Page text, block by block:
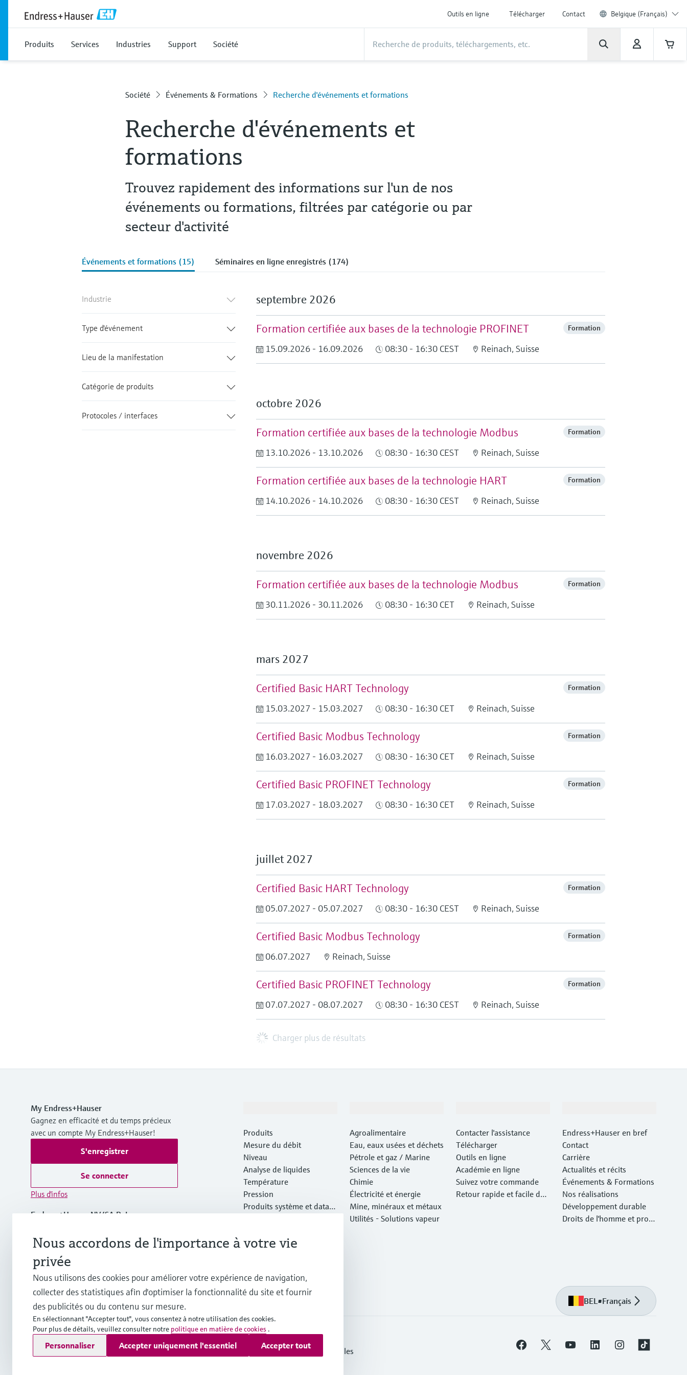
Outils en ligne Télécharger Contact Belgique (Français)
Produits Services Industries Support Société
Société Événements & Formations Recherche d'événements et formations
Recherche d'événements et
formations
Trouvez rapidement des informations sur l'un de nos
événements ou formations, filtrées par catégorie ou par
secteur d'activité
Événements et formations (15) Séminaires en ligne enregistrés (174)
Industrie
Type d'événement
Lieu de la manifestation
Catégorie de produits
Protocoles / interfaces
septembre 2026
Formation certifiée aux bases de la technologie PROFINET Formation
15.09.2026 - 16.09.2026 08:30 - 16:30 CEST Reinach, Suisse
octobre 2026
Formation certifiée aux bases de la technologie Modbus Formation
13.10.2026 - 13.10.2026 08:30 - 16:30 CEST Reinach, Suisse
Formation certifiée aux bases de la technologie HART Formation
14.10.2026 - 14.10.2026 08:30 - 16:30 CEST Reinach, Suisse
novembre 2026
Formation certifiée aux bases de la technologie Modbus Formation
30.11.2026 - 30.11.2026 08:30 - 16:30 CET Reinach, Suisse
mars 2027
Certified Basic HART Technology Formation
15.03.2027 - 15.03.2027 08:30 - 16:30 CET Reinach, Suisse
Certified Basic Modbus Technology Formation
16.03.2027 - 16.03.2027 08:30 - 16:30 CET Reinach, Suisse
Certified Basic PROFINET Technology Formation
17.03.2027 - 18.03.2027 08:30 - 16:30 CET Reinach, Suisse
juillet 2027
Certified Basic HART Technology Formation
05.07.2027 - 05.07.2027 08:30 - 16:30 CEST Reinach, Suisse
Certified Basic Modbus Technology Formation
06.07.2027 Reinach, Suisse
Certified Basic PROFINET Technology Formation
07.07.2027 - 08.07.2027 08:30 - 16:30 CEST Reinach, Suisse
Charger plus de résultats
My Endress+Hauser
Gagnez en efficacité et du temps précieux
avec un compte My Endress+Hauser!
S'enregistrer
Se connecter
Plus d'infos
Endress+Hauser NV/SA BeLux
+32 (0)2 248 06 00
Produits
Mesure du débit
Niveau
Analyse de liquides
Température
Pression
Produits système et data
Logiciels
Services
Agroalimentaire
Eau, eaux usées et déchets
Pétrole et gaz / Marine
Sciences de la vie
Chimie
Électricité et énergie
Mine, minéraux et métaux
Utilités - Solutions vapeur
Contacter l'assistance
Télécharger
Outils en ligne
Académie en ligne
Suivez votre commande
Retour rapide et facile des
Endress+Hauser en bref
Contact
Carrière
Actualités et récits
Événements & Formations
Nos réalisations
Développement durable
Droits de l'homme et prote
BEL•Français
Mentions légalesConditions d'utilisationProtection des données Legal & Conditions generales
Nous accordons de l'importance à votre vie
privée
Nous utilisons des cookies pour améliorer votre expérience de navigation,
collecter des statistiques afin d'optimiser la fonctionnalité du site et fournir
des publicités ou du contenu sur mesure.
En sélectionnant "Accepter tout", vous consentez à notre utilisation des cookies.
Pour plus de détails, veuillez consulter notre politique en matière de cookies .
Personnaliser Accepter uniquement l'essentiel Accepter tout